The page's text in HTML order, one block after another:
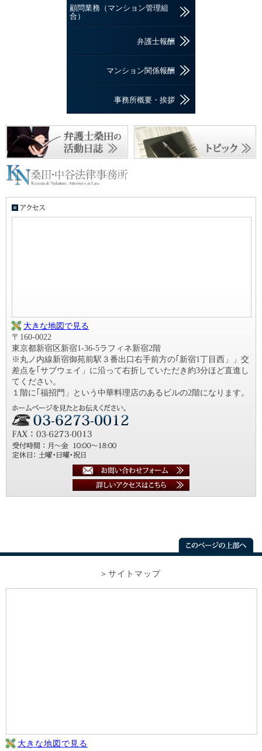
顧問業務（マンション管理組
合）
弁護士報酬
マンション関係報酬
事務所概要・挨拶
大きな地図で見る
〒160-0022
東京都新宿区新宿1-36-5ラフィネ新宿2階
※丸ノ内線新宿御苑前駅３番出口右手前方の｢新宿1丁目西」」交
差点を｢サブウェイ」に沿って右折していただき約3分ほど直進し
てください。
１階に｢福招門」という中華料理店のあるビルの2階になります。
サイトマップ
大きな地図で見る